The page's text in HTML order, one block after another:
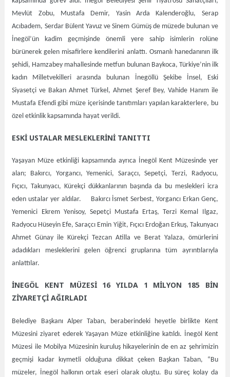
Mevlüt Zobu, Mustafa Demir, Yasin Arda Kalenderoğlu, Serap
Acıbadem, Serdar Bülent Yavuz ve Sinem Gümüş de müzede bulunan ve
İnegöl’ün kadim geçmişinde önemli yere sahip isimlerin rolüne
bürünerek gelen misafirlere kendilerini anlattı. Osmanlı hanedanının ilk
şehidi, Hamzabey mahallesinde metfun bulunan Baykoca, Türkiye’nin ilk
kadın Milletvekilleri arasında bulunan İnegöllü Şekibe İnsel, Eski
Siyasetçi ve Bakan Ahmet Türkel, Ahmet Şeref Bey, Vahide Hanım ile
Mustafa Efendi gibi müze içerisinde tanıtımları yapılan karakterlere, bu
özel etkinlik kapsamında hayat verildi.
ESKİ USTALAR MESLEKLERİNİ TANITTI
Yaşayan Müze etkinliği kapsamında ayrıca İnegöl Kent Müzesinde yer
alan; Bakırcı, Yorgancı, Yemenici, Saraçcı, Sepetçi, Terzi, Radyocu,
Fıçıcı, Takunyacı, Kürekçi dükkanlarının başında da bu meslekleri icra
eden ustalar yer aldılar. Bakırcı İsmet Serbest, Yorgancı Erkan Genç,
Yemenici Ekrem Yenisoy, Sepetçi Mustafa Ertaş, Terzi Kemal Ilgaz,
Radyocu Hüseyin Efe, Saraçcı Emin Yiğit, Fıçıcı Erdoğan Erkuş, Takunyacı
Ahmet Günay ile Kürekçi Tezcan Atilla ve Berat Yalaza, ömürlerini
adadıkları mesleklerini gelen öğrenci gruplarına tüm ayrıntılarıyla
anlattılar.
İNEGÖL KENT MÜZESİ 16 YILDA 1 MİLYON 185 BİN
ZİYARETÇİ AĞIRLADI
Belediye Başkanı Alper Taban, beraberindeki heyetle birlikte Kent
Müzesini ziyaret ederek Yaşayan Müze etkinliğine katıldı. İnegöl Kent
Müzesi ile Mobilya Müzesinin kuruluş hikayelerinin de en az şehrimizin
geçmişi kadar kıymetli olduğuna dikkat çeken Başkan Taban, “Bu
müzeler, İnegöl halkının ortak eseri olarak oluştu. Bu süreç kolay da